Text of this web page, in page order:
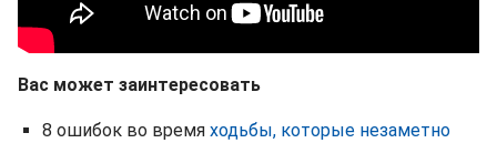
Вас может заинтересовать
8 ошибок во время ходьбы, которые незаметно